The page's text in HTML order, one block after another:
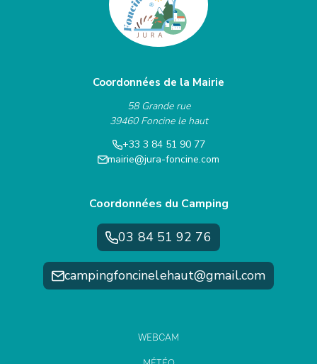
Coordonnées de la Mairie
58 Grande rue
39460 Foncine le haut
+33 3 84 51 90 77
mairie@jura-foncine.com
Coordonnées du Camping
03 84 51 92 76
campingfoncinelehaut@gmail.com
WEBCAM